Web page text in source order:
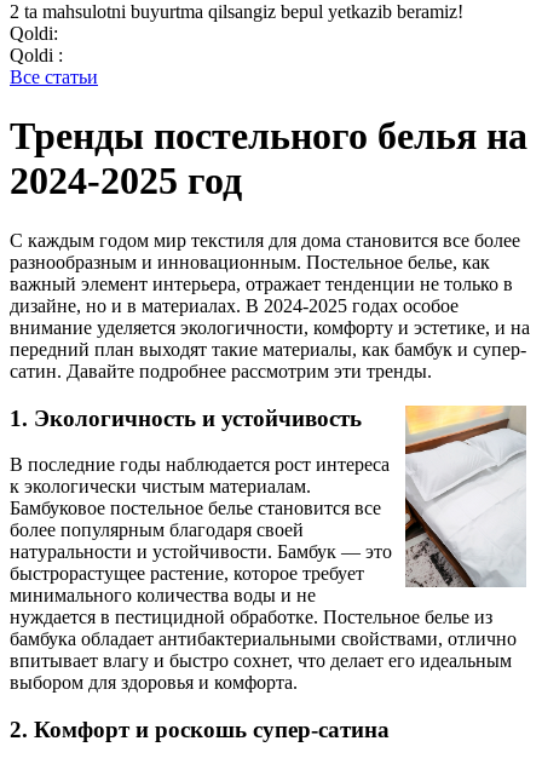
2 ta mahsulotni buyurtma qilsangiz bepul yetkazib beramiz!
Qoldi:
Qoldi :
Все статьи
Тренды постельного белья на
2024-2025 год
С каждым годом мир текстиля для дома становится все более
разнообразным и инновационным. Постельное белье, как
важный элемент интерьера, отражает тенденции не только в
дизайне, но и в материалах. В 2024-2025 годах особое
внимание уделяется экологичности, комфорту и эстетике, и на
передний план выходят такие материалы, как бамбук и супер-
сатин. Давайте подробнее рассмотрим эти тренды.
1. Экологичность и устойчивость
В последние годы наблюдается рост интереса
к экологически чистым материалам.
Бамбуковое постельное белье становится все
более популярным благодаря своей
натуральности и устойчивости. Бамбук — это
быстрорастущее растение, которое требует
минимального количества воды и не
нуждается в пестицидной обработке. Постельное белье из
бамбука обладает антибактериальными свойствами, отлично
впитывает влагу и быстро сохнет, что делает его идеальным
выбором для здоровья и комфорта.
2. Комфорт и роскошь супер-сатина